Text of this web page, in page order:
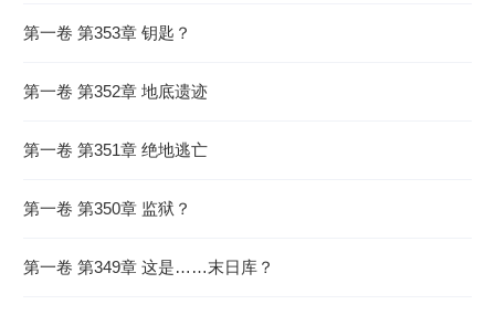
第一卷 第353章 钥匙？
第一卷 第352章 地底遗迹
第一卷 第351章 绝地逃亡
第一卷 第350章 监狱？
第一卷 第349章 这是……末日库？